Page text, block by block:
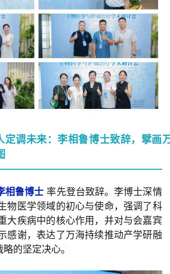
定调未来：李相鲁博士致辞，擘画
相鲁博士 率先登台致辞。李博士深情
物医学领域的初心与使命，强调了科
大疾病中的核心作用，并对与会嘉宾
感谢，表达了万海持续推动产学研融
的坚定决心。